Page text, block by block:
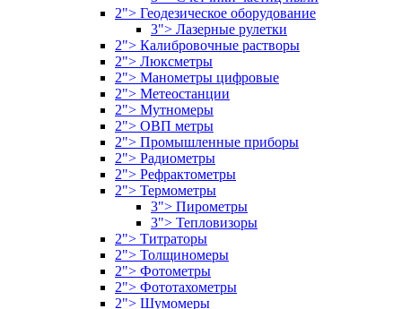
2"> Геодезическое оборудование
3"> Лазерные рулетки
2"> Калибровочные растворы
2"> Люксметры
2"> Манометры цифровые
2"> Метеостанции
2"> Мутномеры
2"> ОВП метры
2"> Промышленные приборы
2"> Радиометры
2"> Рефрактометры
2"> Термометры
3"> Пирометры
3"> Тепловизоры
2"> Титраторы
2"> Толщиномеры
2"> Фотометры
2"> Фототахометры
2"> Шумомеры